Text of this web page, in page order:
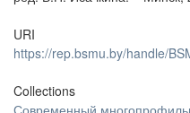
URI
https://rep.bsmu.by/handle/
Collections
Современный